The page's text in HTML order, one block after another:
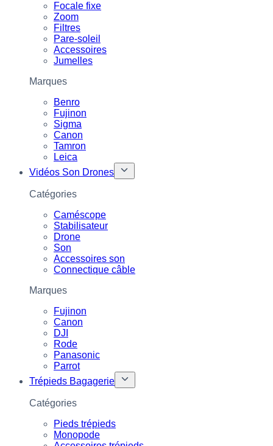
Focale fixe
Zoom
Filtres
Pare-soleil
Accessoires
Jumelles
Marques
Benro
Fujinon
Sigma
Canon
Tamron
Leica
Vidéos Son Drones
Catégories
Caméscope
Stabilisateur
Drone
Son
Accessoires son
Connectique câble
Marques
Fujinon
Canon
DJI
Rode
Panasonic
Parrot
Trépieds Bagagerie
Catégories
Pieds trépieds
Monopode